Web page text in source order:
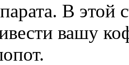
В этой
вашу